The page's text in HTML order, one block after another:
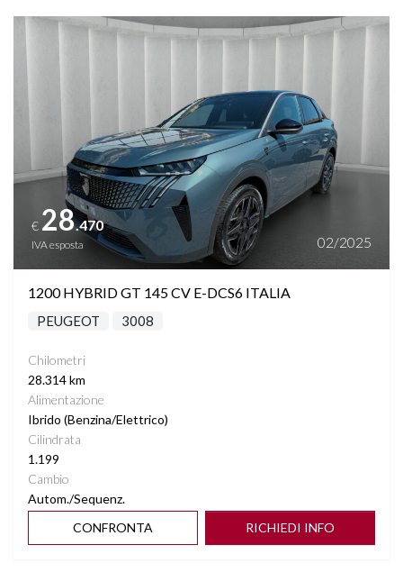
Vedi dettagli
€ 28.470
IVA esposta 02/2025
1200 HYBRID GT 145 CV E-DCS6 ITALIA
PEUGEOT 3008
Chilometri
28.314 km
Alimentazione
Ibrido (Benzina/Elettrico)
Cilindrata
1.199
Cambio
Autom./Sequenz.
CONFRONTA
RICHIEDI INFO